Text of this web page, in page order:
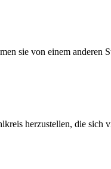
sie von einem anderen
herzustellen, die sich